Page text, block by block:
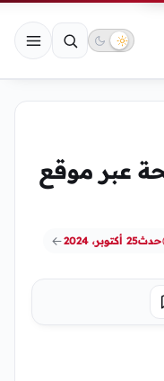
عبر موقع
حدث25 أكتوبر، 2024